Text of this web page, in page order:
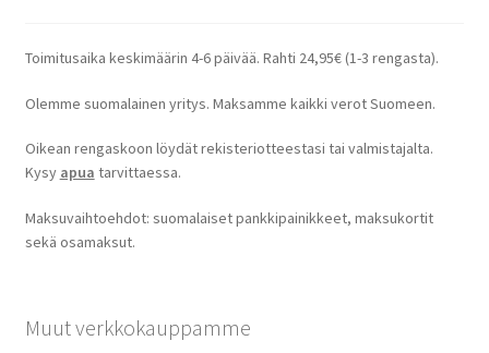
Toimitusaika keskimäärin 4-6 päivää. Rahti 24,95€ (1-3 rengasta).
Olemme suomalainen yritys. Maksamme kaikki verot Suomeen.
Oikean rengaskoon löydät rekisteriotteestasi tai valmistajalta.
Kysy apua tarvittaessa.
Maksuvaihtoehdot: suomalaiset pankkipainikkeet, maksukortit
sekä osamaksut.
Muut verkkokauppamme